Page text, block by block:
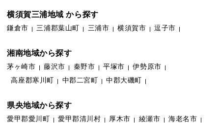
横須賀三浦地域 から探す
鎌倉市 三浦郡葉山町 三浦市 横須賀市 逗子市
湘南地域から探す
茅ヶ崎市 藤沢市 秦野市 平塚市
伊勢原市
高座郡寒川町
中郡二宮町 中郡大磯町
県央地域から探す
愛甲郡愛川町 愛甲郡清川村 厚木市 綾瀬市
海老名市